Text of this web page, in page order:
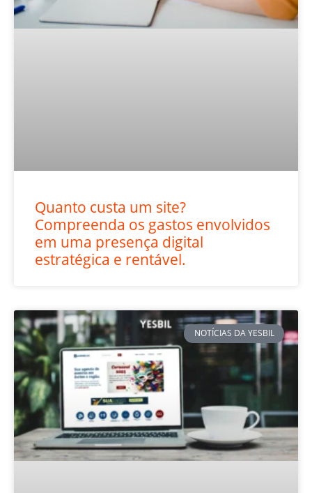
Quanto custa um site?
Compreenda os gastos envolvidos
em uma presença digital
estratégica e rentável.
NOTÍCIAS DA YESBIL